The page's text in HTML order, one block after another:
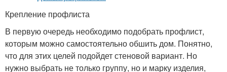
Крепление профлиста
В первую очередь необходимо подобрать профлист,
которым можно самостоятельно обшить дом. Понятно,
что для этих целей подойдет стеновой вариант. Но
нужно выбрать не только группу, но и марку изделия,